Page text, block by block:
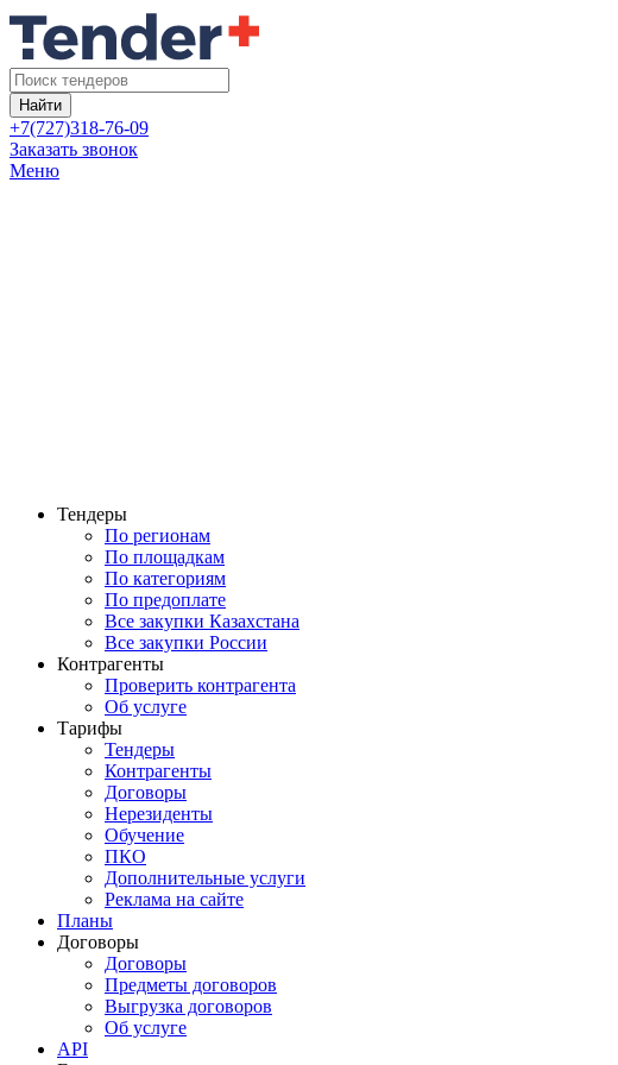
Найти
+7(727)318-76-09
Заказать звонок
Меню
Тендеры
По регионам
По площадкам
По категориям
По предоплате
Все закупки Казахстана
Все закупки России
Контрагенты
Проверить контрагента
Об услуге
Тарифы
Тендеры
Контрагенты
Договоры
Нерезиденты
Обучение
ПКО
Дополнительные услуги
Реклама на сайте
Планы
Договоры
Договоры
Предметы договоров
Выгрузка договоров
Об услуге
API